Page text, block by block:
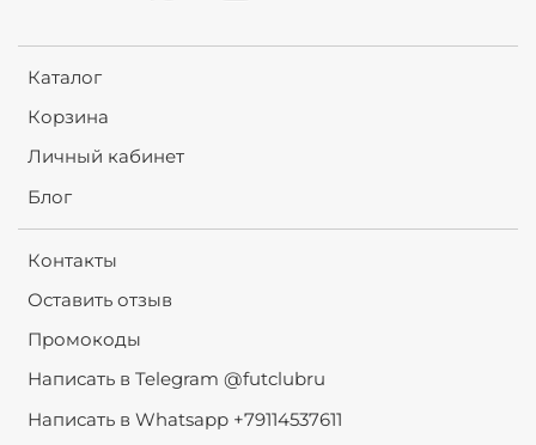
Каталог
Корзина
Личный кабинет
Блог
Контакты
Оставить отзыв
Промокоды
Написать в Telegram @futclubru
Написать в Whatsapp +79114537611